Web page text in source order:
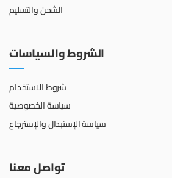
الشحن والتسليم
الشروط والسياسات
شروط الاستخدام
سياسة الخصوصية
سياسة الإستبدال والإسترجاع
تواصل معنا